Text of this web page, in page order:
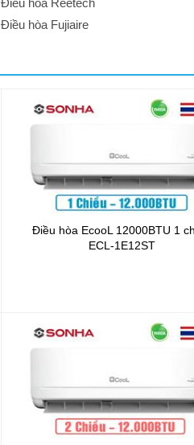
Điều hòa Reetech
Điều hòa Fujiaire
Điều hòa EcooL 12000BTU 1
ECL-1E12ST